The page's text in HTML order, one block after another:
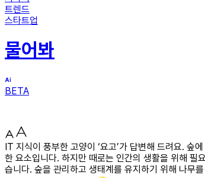
트렌드
스타트업
물어봐
BETA
IT 지식이 풍부한 고양이 ‘요고’가 답변해 드려요. 숲
한 요소입니다. 하지만 때로는 인간의 생활을 위해 필
습니다. 숲을 관리하고 생태계를 유지하기 위해 나무